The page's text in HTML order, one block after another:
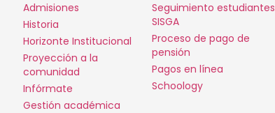
Admisiones
Historia
Horizonte Institucional
Proyección a la
comunidad
Infórmate
Gestión académica
Seguimiento estudiantes
SISGA
Proceso de pago de
pensión
Pagos en línea
Schoology